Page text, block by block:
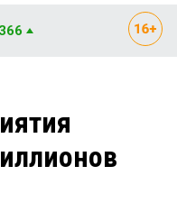
Рейтинги
Блоги